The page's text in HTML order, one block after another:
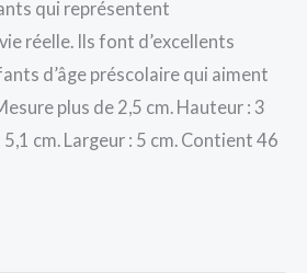
qui représentent
réelle. Ils font d’excellents
d’âge préscolaire qui aiment
plus de 2,5 cm. Hauteur : 3
cm. Largeur : 5 cm. Contient 46